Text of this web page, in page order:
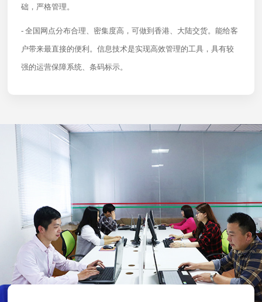
础，严格管理。
- 全国网点分布合理、密集度高，可做到香港、大陆交货。能给客
户带来最直接的便利。信息技术是实现高效管理的工具，具有较
强的运营保障系统、条码标示。